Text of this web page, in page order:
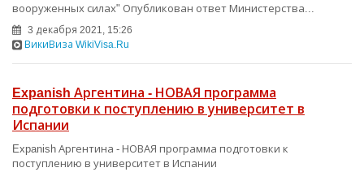
вооруженных силах" Опубликован ответ Министерства...
3 декабря 2021, 15:26
ВикиВиза WikiVisa.Ru
Expanish Аргентина - НОВАЯ программа
подготовки к поступлению в университет в
Испании
Expanish Аргентина - НОВАЯ программа подготовки к
поступлению в университет в Испании